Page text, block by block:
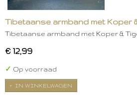
Tibetaanse armband met Koper
Tibetaanse armband met Koper &
€ 12,99
✓ Op voorraad
IN WINKELWAGEN